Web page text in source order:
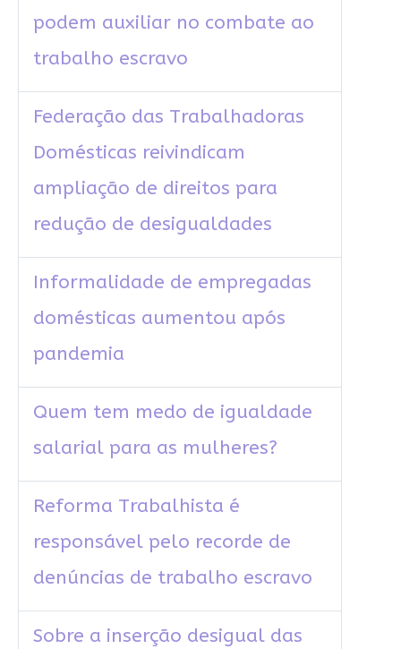
podem auxiliar no combate ao
trabalho escravo
Federação das Trabalhadoras
Domésticas reivindicam
ampliação de direitos para
redução de desigualdades
Informalidade de empregadas
domésticas aumentou após
pandemia
Quem tem medo de igualdade
salarial para as mulheres?
Reforma Trabalhista é
responsável pelo recorde de
denúncias de trabalho escravo
Sobre a inserção desigual das